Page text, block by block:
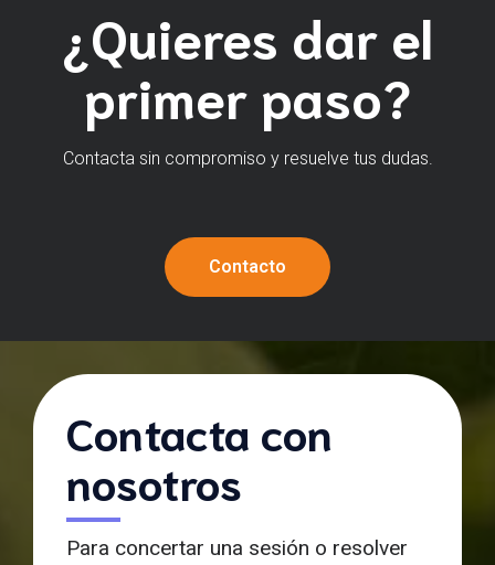
¿Quieres dar el
primer paso?
Contacta sin compromiso y resuelve tus dudas.
Contacto
Contacta con
nosotros
Para concertar una sesión o resolver